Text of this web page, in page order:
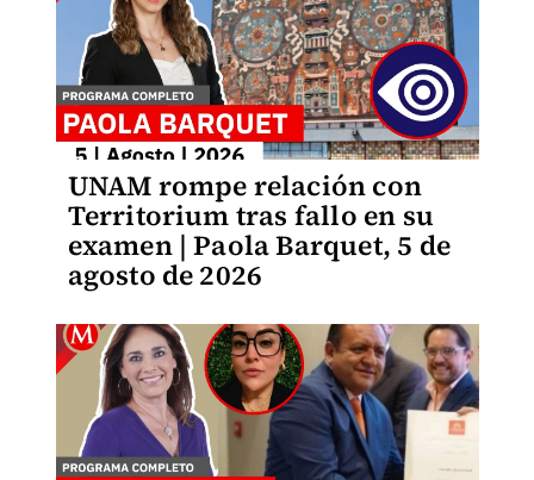
UNAM rompe relación con
Territorium tras fallo en su
examen | Paola Barquet, 5 de
agosto de 2026